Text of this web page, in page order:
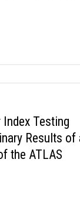
Testing
Results of
the ATLAS